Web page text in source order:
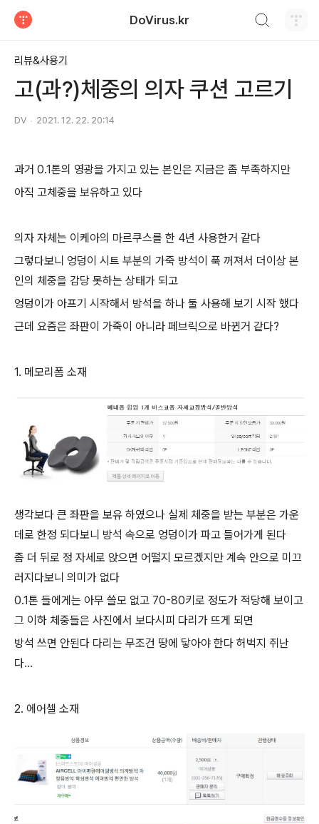
DoVirus.kr
리뷰&사용기
고(과?)체중의 의자 쿠션 고르기
DV 2021. 12. 22. 20:14
과거 0.1톤의 영광을 가지고 있는 본인은 지금은 좀 부족하지만
아직 고체중을 보유하고 있다
의자 자체는 이케아의 마르쿠스를 한 4년 사용한거 같다
그렇다보니 엉덩이 시트 부분의 가죽 방석이 푹 꺼져서 더이상 본
인의 체중을 감당 못하는 상태가 되고
엉덩이가 아프기 시작해서 방석을 하나 둘 사용해 보기 시작 했다
근데 요즘은 좌판이 가죽이 아니라 페브릭으로 바뀐거 같다?
1. 메모리폼 소재
생각보다 큰 좌판을 보유 하였으나 실제 체중을 받는 부분은 가운
데로 한정 되다보니 방석 속으로 엉덩이가 파고 들어가게 된다
좀 더 뒤로 정 자세로 앉으면 어떨지 모르겠지만 계속 안으로 미끄
러지다보니 의미가 없다
0.1톤 들에게는 아무 쓸모 없고 70-80키로 정도가 적당해 보이고
그 이하 체중들은 사진에서 보다시피 다리가 뜨게 되면
방석 쓰면 안된다 다리는 무조건 땅에 닿아야 한다 허벅지 쥐난
다...
2. 에어셀 소재